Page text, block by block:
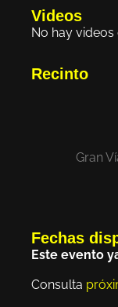
Videos
No hay videos
Recinto
Gran
Fechas
Este evento
Consulta